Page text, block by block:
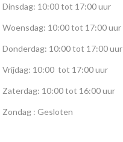
Dinsdag: 10:00 tot 17:00 uur
Woensdag: 10:00 tot 17:00 uur
Donderdag: 10:00 tot 17:00 uur
Vrijdag: 10:00 tot 17:00 uur
Zaterdag: 10:00 tot 16:00 uur
Zondag : Gesloten